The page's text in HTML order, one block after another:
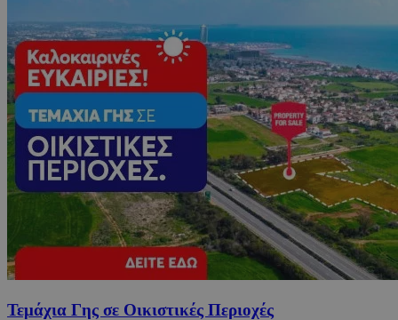
Τεμάχια Γης σε Οικιστικές Περιοχές